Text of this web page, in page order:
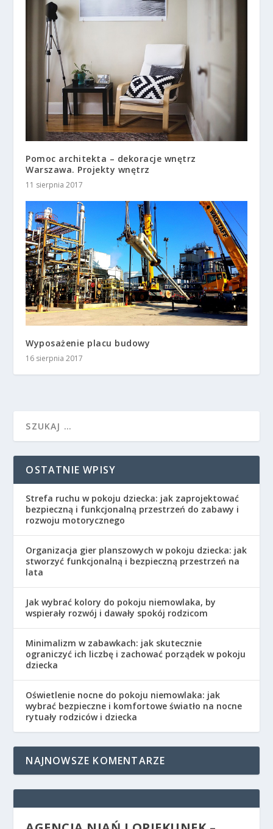
Pomoc architekta – dekoracje wnętrz
Warszawa. Projekty wnętrz
11 sierpnia 2017
Wyposażenie placu budowy
16 sierpnia 2017
OSTATNIE WPISY
Strefa ruchu w pokoju dziecka: jak zaprojektować
bezpieczną i funkcjonalną przestrzeń do zabawy i
rozwoju motorycznego
Organizacja gier planszowych w pokoju dziecka: jak
stworzyć funkcjonalną i bezpieczną przestrzeń na
lata
Jak wybrać kolory do pokoju niemowlaka, by
wspierały rozwój i dawały spokój rodzicom
Minimalizm w zabawkach: jak skutecznie
ograniczyć ich liczbę i zachować porządek w pokoju
dziecka
Oświetlenie nocne do pokoju niemowlaka: jak
wybrać bezpieczne i komfortowe światło na nocne
rytuały rodziców i dziecka
NAJNOWSZE KOMENTARZE